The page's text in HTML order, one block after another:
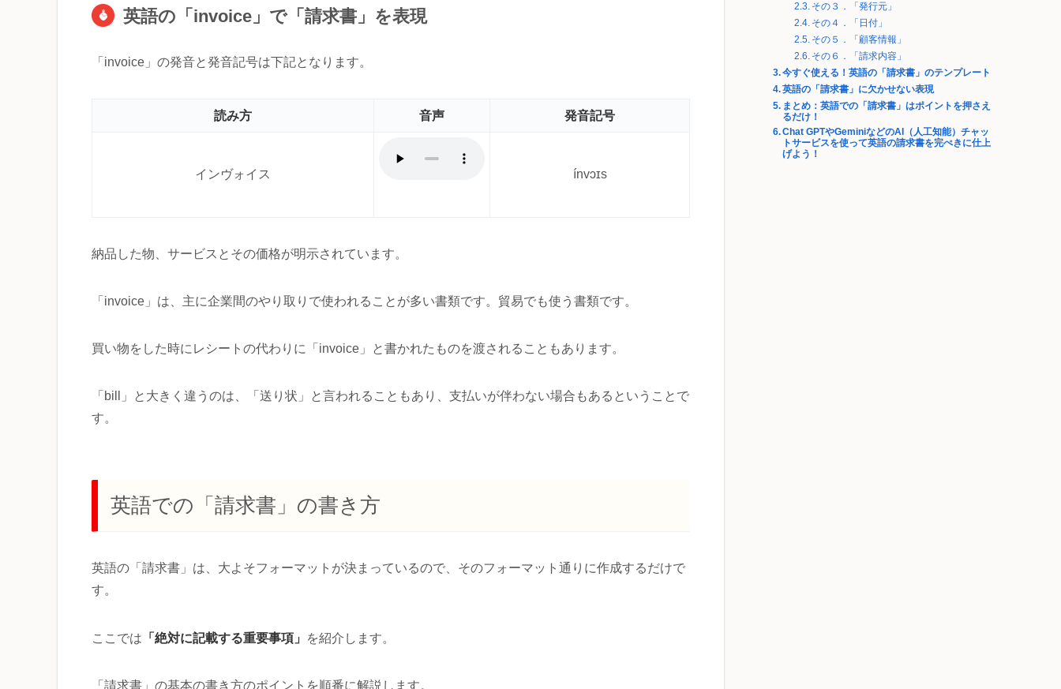
英語の「invoice」で「請求書」を表現
「invoice」の発音と発音記号は下記となります。
読み方 音声 発音記号
インヴォイス ínvɔɪs
納品した物、サービスとその価格が明示されています。
「invoice」は、主に企業間のやり取りで使われることが多い書類です。貿易でも使う書類です。
買い物をした時にレシートの代わりに「invoice」と書かれたものを渡されることもあります。
「bill」と大きく違うのは、「送り状」と言われることもあり、支払いが伴わない場合もあるということで
す。
英語での「請求書」の書き方
英語の「請求書」は、大よそフォーマットが決まっているので、そのフォーマット通りに作成するだけで
す。
ここでは 「絶対に記載する重要事項」 を紹介します。
「請求書」の基本の書き方のポイントを順番に解説します。
その３．「発行元」
その４．「日付」
その５．「顧客情報」
その６．「請求内容」
今すぐ使える！英語の「請求書」のテンプレート
英語の「請求書」に欠かせない表現
まとめ：英語での「請求書」はポイントを押さえ
るだけ！
Chat GPTやGeminiなどのAI（人工知能）チャッ
トサービスを使って英語の請求書を完ぺきに仕上
げよう！